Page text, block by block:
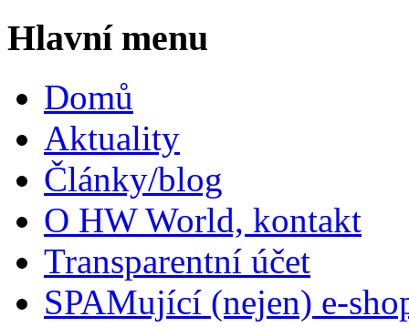
Hlavní menu
Domů
Aktuality
Články/blog
O HW World, kontakt
Transparentní účet
SPAMující (nejen) e-